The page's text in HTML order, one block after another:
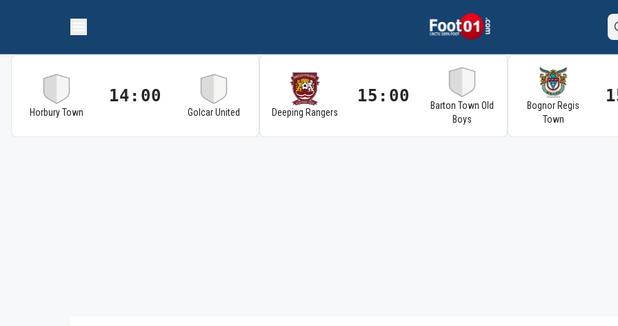
Horbury Town
14:00
Golcar United Deeping Rangers
15:00
Barton Town Old
Boys
Bognor Regis
Town